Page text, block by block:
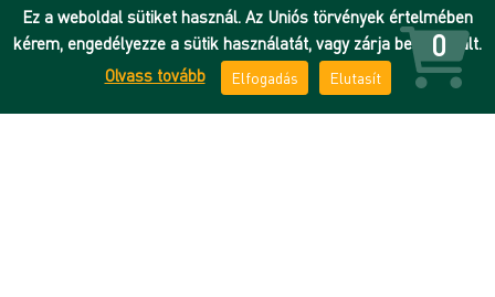
Ez a weboldal sütiket használ. Az Uniós törvények értelmében
kérem, engedélyezze a sütik használatát, vagy zárja be az oldalt.
Olvass tovább
Elfogadás Elutasít
0